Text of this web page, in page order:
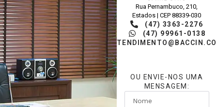
Rua Pernambuco, 210,
Estados | CEP 88339-030
(47) 3363-2276
(47) 99961-0138
OU ENVIE-NOS UMA
MENSAGEM: